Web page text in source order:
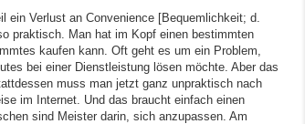
ein Verlust an Convenience [Bequemlichkeit; d.
praktisch. Man hat im Kopf einen bestimmten
kaufen kann. Oft geht es um ein Problem,
bei einer Dienstleistung lösen möchte. Aber das
muss man jetzt ganz unpraktisch nach
im Internet. Und das braucht einfach einen
sind Meister darin, sich anzupassen. Am